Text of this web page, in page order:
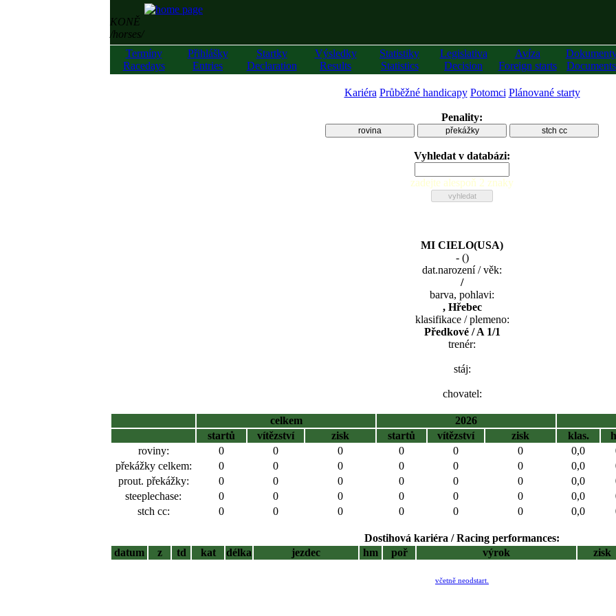
KONĚ
/horses/
Termíny
Racedays
Přihlášky
Entries
Startky
Declaration
Výsledky
Results
Statistiky
Statistics
Legislativa
Decision
Avíza
Foreign starts
Documents
Kariéra Průběžné handicapy Potomci Plánované starty
Penality:
rovina překážky stch cc
Vyhledat v databázi:
zadejte alespoň 2 znaky
MI CIELO(USA)
-()
dat.narození / věk:
/
barva, pohlavi:
, Hřebec
klasifikace / plemeno:
Předkové / A 1/1
trenér:
stáj:
chovatel:
celkem
2026
startů
vítězství zisk startů vítězství zisk klas.
roviny:
0 0 0 0 0 0 0,0
překážky celkem:
0 0 0 0 0 0 0,0
prout. překážky:
0 0 0 0 0 0 0,0
steeplechase:
0 0 0 0 0 0 0,0
stch cc:
0 0 0 0 0 0 0,0
Dostihová kariéra / Racing performances:
datum
z td kat délka jezdec hm poř výrok zisk
včetně neodstart.